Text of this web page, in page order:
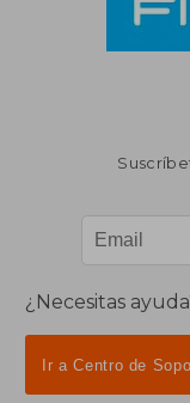
¿Necesitas
Ir a Centro de